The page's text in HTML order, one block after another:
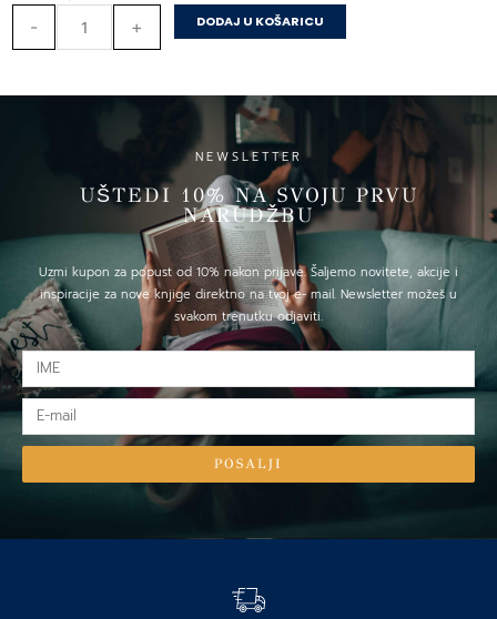
- + DODAJ U KOŠARICU
NEWSLETTER
UŠTEDI 10% NA SVOJU PRVU
NARUDŽBU
Uzmi kupon za popust od 10% nakon prijave. Šaljemo novitete, akcije i
inspiracije za nove knjige direktno na tvoj e- mail. Newsletter možeš u
svakom trenutku odjaviti.
IME
E-
mail
POSALJI